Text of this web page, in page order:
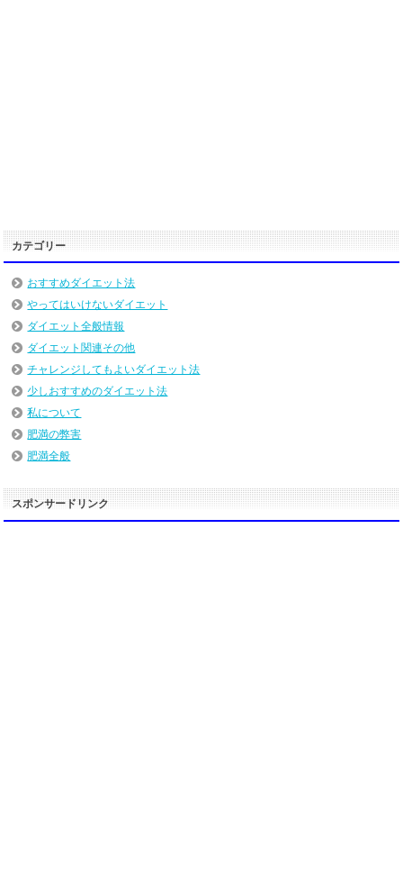
カテゴリー
おすすめダイエット法
やってはいけないダイエット
ダイエット全般情報
ダイエット関連その他
チャレンジしてもよいダイエット法
少しおすすめのダイエット法
私について
肥満の弊害
肥満全般
スポンサードリンク